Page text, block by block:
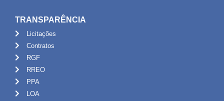
TRANSPARÊNCIA
Licitações
Contratos
RGF
RREO
PPA
LOA